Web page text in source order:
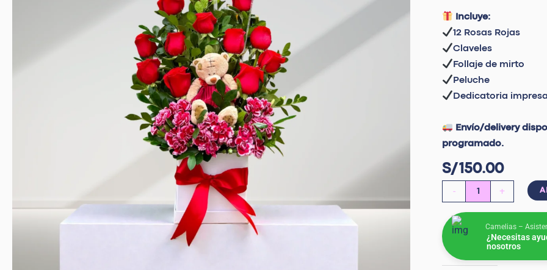
Incluye:
12 Rosas Rojas
Claveles
Follaje de mirto
Peluche
Dedicatoria
Envío/delivery
programado.
S/150.00
- +
Camelias –
¿Necesitas
nosotros